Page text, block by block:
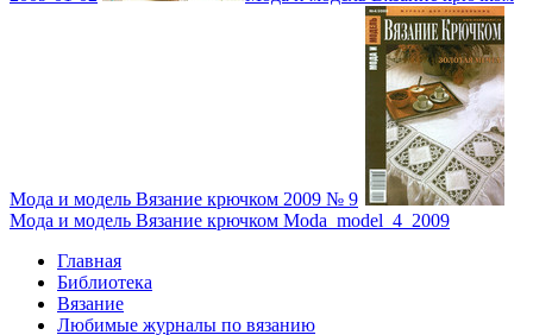
Мода и модель Вязание крючком 2009 № 9
Мода и модель Вязание крючком Moda_model_4_2009
Главная
Библиотека
Вязание
Любимые журналы по вязанию